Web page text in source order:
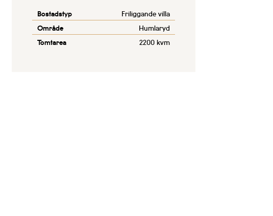
Bostadstyp
Friliggande villa
Område
Humlaryd
Tomtarea
2200 kvm